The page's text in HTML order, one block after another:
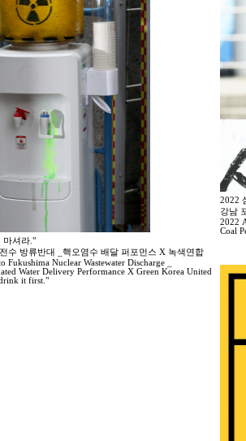
마셔라."
수 방류반대 _핵오염수 배달 퍼포먼스 X 녹색연합
Fukushima Nuclear Wastewater Discharge _
Water Delivery Performance X Green Korea United
it first."
2022
강남
2022
Coal